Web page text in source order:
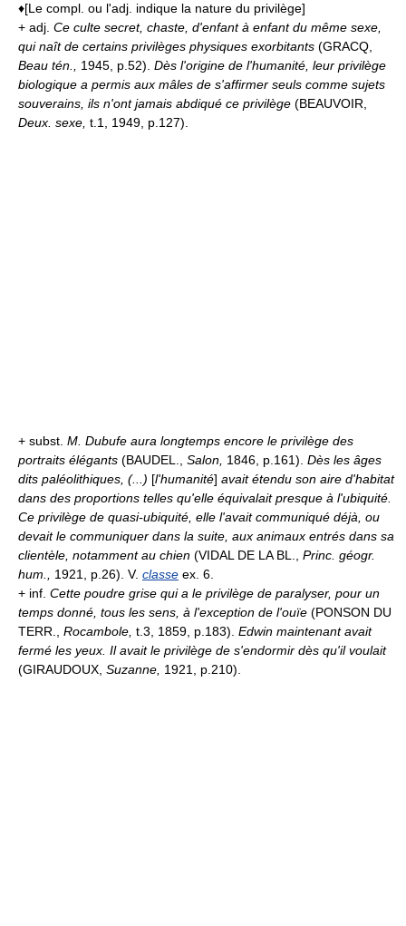
♦[Le compl. ou l'adj. indique la nature du privilège]
+ adj. Ce culte secret, chaste, d'enfant à enfant du même sexe,
qui naît de certains privilèges physiques exorbitants (GRACQ,
Beau tén., 1945, p.52). Dès l'origine de l'humanité, leur privilège
biologique a permis aux mâles de s'affirmer seuls comme sujets
souverains, ils n'ont jamais abdiqué ce privilège (BEAUVOIR,
Deux. sexe, t.1, 1949, p.127).
+ subst. M. Dubufe aura longtemps encore le privilège des
portraits élégants (BAUDEL., Salon, 1846, p.161). Dès les âges
dits paléolithiques, (...) [l'humanité] avait étendu son aire d'habitat
dans des proportions telles qu'elle équivalait presque à l'ubiquité.
Ce privilège de quasi-ubiquité, elle l'avait communiqué déjà, ou
devait le communiquer dans la suite, aux animaux entrés dans sa
clientèle, notamment au chien (VIDAL DE LA BL., Princ. géogr.
hum., 1921, p.26). V. classe ex. 6.
+ inf. Cette poudre grise qui a le privilège de paralyser, pour un
temps donné, tous les sens, à l'exception de l'ouïe (PONSON DU
TERR., Rocambole, t.3, 1859, p.183). Edwin maintenant avait
fermé les yeux. Il avait le privilège de s'endormir dès qu'il voulait
(GIRAUDOUX, Suzanne, 1921, p.210).